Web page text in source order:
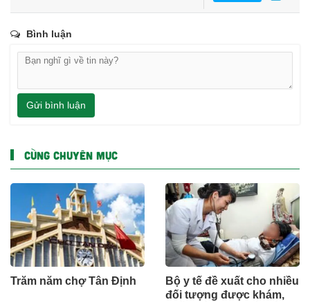
Bình luận
Gửi bình luận
CÙNG CHUYÊN MỤC
Trăm năm chợ Tân Định
Bộ y tế đề xuất cho nhiều
đối tượng được khám,